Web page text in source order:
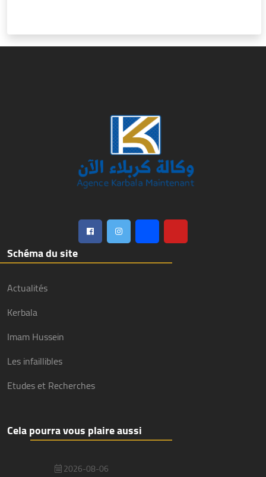
Schéma du site
Actualités
Kerbala
Imam Hussein
Les infaillibles
Etudes et Recherches
Cela pourra vous plaire aussi
2026-08-06